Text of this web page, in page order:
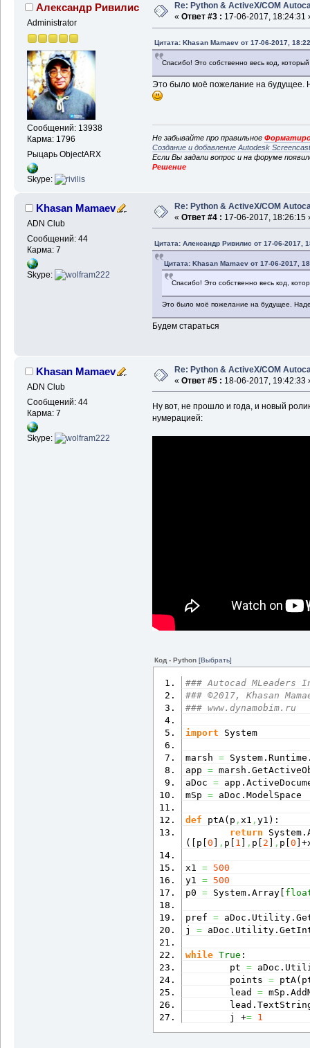
Александр Ривилис
Administrator
Сообщений: 13938
Карма: 1796
Рыцарь ObjectARX
Skype:
Re: Python & ActiveX/COM
« Ответ #3 : 17-06-2017, 18:24:31
Цитата: Khasan Mamaev от 17-06-2017,
Спасибо! Это собственно весь код,
Это было моё пожелание на будущее.
Не забывайте про правильное
Создание и добавление Autodesk
Если Вы задали вопрос и на форуме
Решение
Khasan Mamaev
ADN Club
Сообщений: 44
Карма: 7
Skype:
Re: Python & ActiveX/COM
« Ответ #4 : 17-06-2017, 18:26:15
Цитата: Александр Ривилис от 17-06-2017,
Цитата: Khasan Mamaev от 17-06-2017,
Спасибо! Это собственно весь код,
Это было моё пожелание на будущее.
Будем стараться
Khasan Mamaev
ADN Club
Сообщений: 44
Карма: 7
Skype:
Re: Python & ActiveX/COM
« Ответ #5 : 18-06-2017, 19:42:33
Ну вот, не прошло и года, и новый
нумерацией:
Код - Python [Выбрать]
### Autocad MLeaders
### ©2017, Khasan
### www.dynamobim.ru
import System
marsh = System.Runtime
app = marsh.
aDoc = app.
mSp = aDoc.ModelSpace
def ptA( p , x1 ,y1 ) :
return System.
(
p [0 , p 1 , p 2 , p [0 ]
x1 = 500
y1 = 500
p0 = System.Array
pref = aDoc. Utility .
j = aDoc. Utility .
while True :
pt = aDoc.
points = ptA(
lead = mSp.
lead.
j += 1